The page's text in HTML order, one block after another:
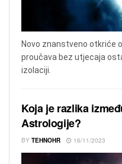
Novo znanstveno otkriće
proučava bez utjecaja
izolaciji.
Koja je razlika
Astrologije?
BY TEHNOHR 16/11/2023